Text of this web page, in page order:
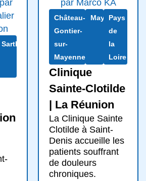
Sarthe
Château-
Gontier-
sur-
Mayenne
Mayenne
Pays
de
la
Loire
Clinique
Sainte-Clotilde
| La Réunion
La Clinique Sainte
Clotilde à Saint-
Denis accueille les
patients souffrant
de douleurs
chroniques.